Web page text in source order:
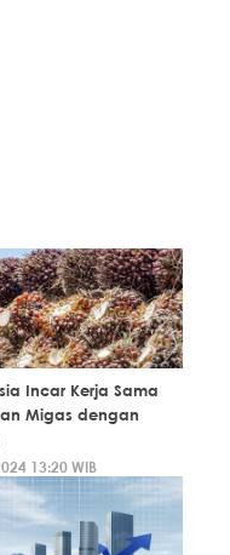
Incar Kerja Sama
Migas dengan
13:20 WIB